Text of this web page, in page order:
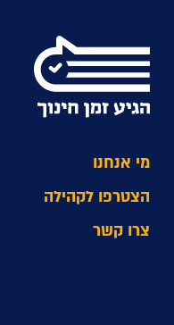
מי אנחנו
הצטרפו לקהילה
צרו קשר